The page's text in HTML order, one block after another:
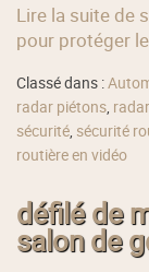
Lire la suite de
pour protéger
Classé dans :
radar piétons,
sécurité, sécurité
routière en vidéo
défilé de
salon de